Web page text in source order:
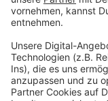
Lehrpfads
18. Juni:
28. Juni:
japanischen
Juli